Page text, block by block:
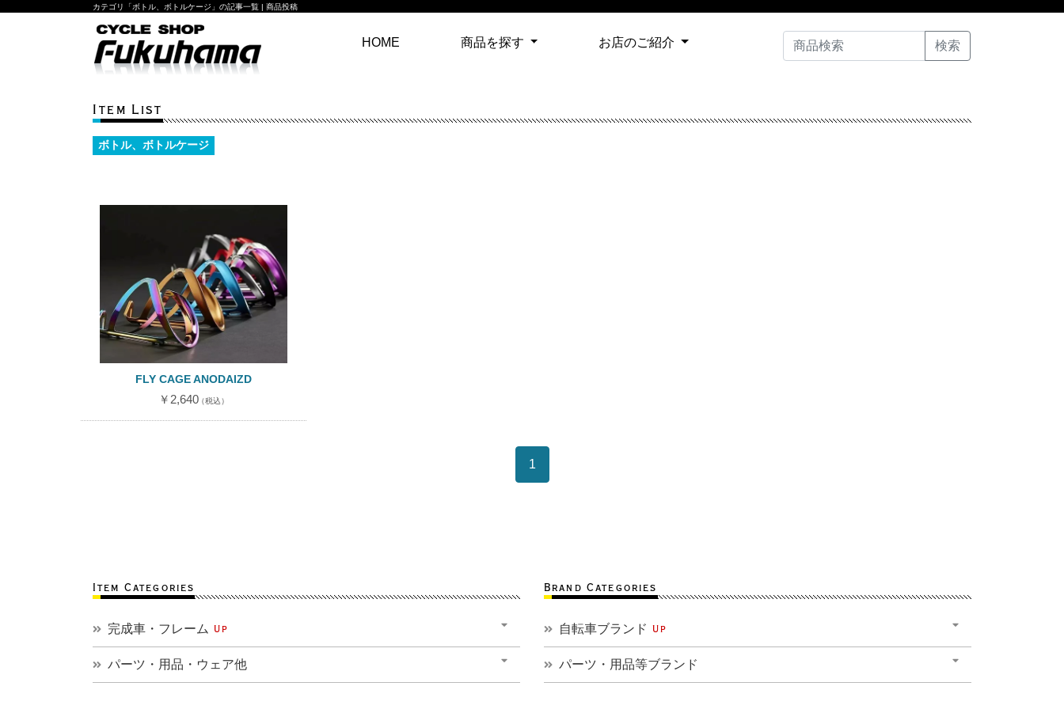
カテゴリ「ボトル、ボトルケージ」の記事一覧 | 商品投稿
HOME 商品を探す お店のご紹介
Item List
ボトル、ボトルケージ
FLY CAGE ANODAIZD
￥2,640（税込）
1
Item Categories
完成車・フレーム Up
パーツ・用品・ウェア他
Brand Categories
自転車ブランド Up
パーツ・用品等ブランド